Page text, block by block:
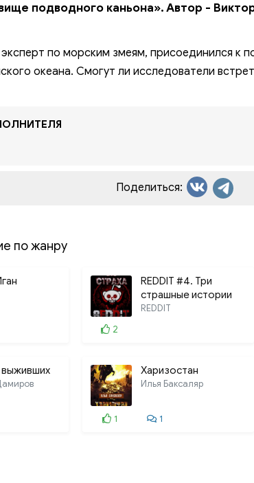
подводного каньона». Автор -
по морским змеям, присоединился к
океана. Смогут ли исследователи
Поделиться:
по жанру
REDDIT #4. Три
страшные истории
REDDIT
2
Харизостан
Илья Баксаляр
1 1